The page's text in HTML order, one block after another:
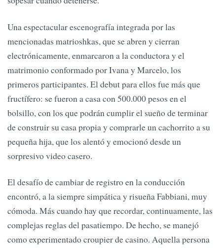
Una espectacular escenografía integrada por las
mencionadas matrioshkas, que se abren y cierran
electrónicamente, enmarcaron a la conductora y el
matrimonio conformado por Ivana y Marcelo, los
primeros participantes. El debut para ellos fue más que
fructífero: se fueron a casa con 500.000 pesos en el
bolsillo, con los que podrán cumplir el sueño de terminar
de construir su casa propia y comprarle un cachorrito a su
pequeña hija, que los alentó y emocionó desde un
sorpresivo video casero.
El desafío de cambiar de registro en la conducción
encontró, a la siempre simpática y risueña Fabbiani, muy
cómoda. Más cuando hay que recordar, continuamente, las
complejas reglas del pasatiempo. De hecho, se manejó
como experimentado croupier de casino. Aquella persona